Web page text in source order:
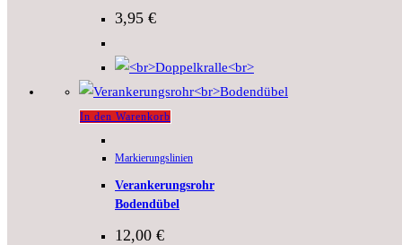
3,95 €
In den Warenkorb
Markierungslinien
Verankerungsrohr
Bodendübel
12,00 €